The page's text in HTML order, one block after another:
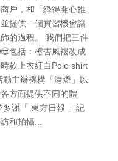
戶，和「綠得開心推
提供一個實習機會讓
的過程。 我們把三件
包括：橙杏風褸改成
款上衣紅白Polo shirt
主辦機構「港燈」以
方面提供不同的體
謝「 東方日報 」記
和拍攝...